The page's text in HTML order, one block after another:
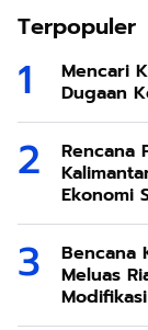
Terpopuler
Mencari
Dugaan
Rencana
Ekonomi
Bencana
Meluas